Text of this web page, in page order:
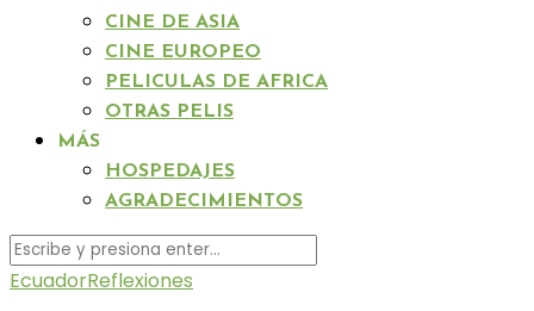
CINE DE ASIA
CINE EUROPEO
PELICULAS DE AFRICA
OTRAS PELIS
MÁS
HOSPEDAJES
AGRADECIMIENTOS
EcuadorReflexiones